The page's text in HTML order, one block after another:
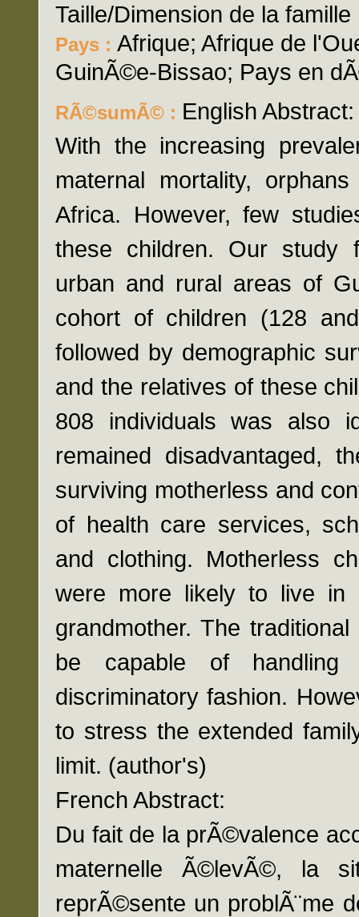
Taille/Dimension de la famille
Pays : Afrique; Afrique de
GuinÃ©e-Bissao; Pays en
RÃ©sumÃ© : English Abstract:
With the increasing
maternal mortality,
Africa. However, few
these children. Our study
urban and rural areas of
cohort of children (128
followed by demographic
and the relatives of these
808 individuals was also
remained disadvantaged,
surviving motherless and
of health care services,
and clothing. Motherless
were more likely to live in
grandmother. The
be capable of
discriminatory fashion.
to stress the extended
limit. (author's)
French Abstract:
Du fait de la prÃ©valence
maternelle Ã©levÃ©, la
reprÃ©sente un problÃ¨me